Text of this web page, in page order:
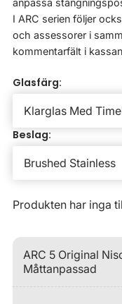
anpassa
I ARC serien följer
och assessorer i
kommentarfält i
Glasfärg:
Beslag:
Produkten har inga
ARC 5 Original
Måttanpassad